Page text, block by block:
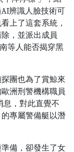
辨識人臉技術可
上了這套系統，
，並派出成員
等人能否揭穿黑
團也為了賞鯨來
洲刑警機構職員
息，對此直覺不
專屬警備艇以潛
備，卻發生了女